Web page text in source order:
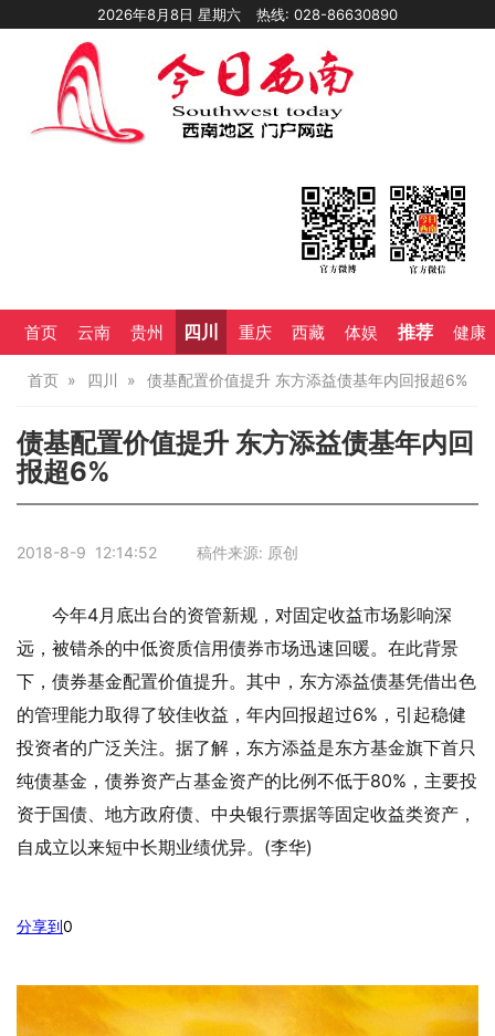
2026年8月8日 星期六 热线: 028-86630890
首页 云南 贵州 四川 重庆 西藏 体娱 推荐 健康
首页 四川 债基配置价值提升 东方添益债基年内回报超6%
债基配置价值提升 东方添益债基年内回
报超6%
2018-8-9 12:14:52 稿件来源: 原创
今年4月底出台的资管新规，对固定收益市场影响深
远，被错杀的中低资质信用债券市场迅速回暖。在此背景
下，债券基金配置价值提升。其中，东方添益债基凭借出色
的管理能力取得了较佳收益，年内回报超过6%，引起稳健
投资者的广泛关注。据了解，东方添益是东方基金旗下首只
纯债基金，债券资产占基金资产的比例不低于80%，主要投
资于国债、地方政府债、中央银行票据等固定收益类资产，
自成立以来短中长期业绩优异。(李华)
分享到0